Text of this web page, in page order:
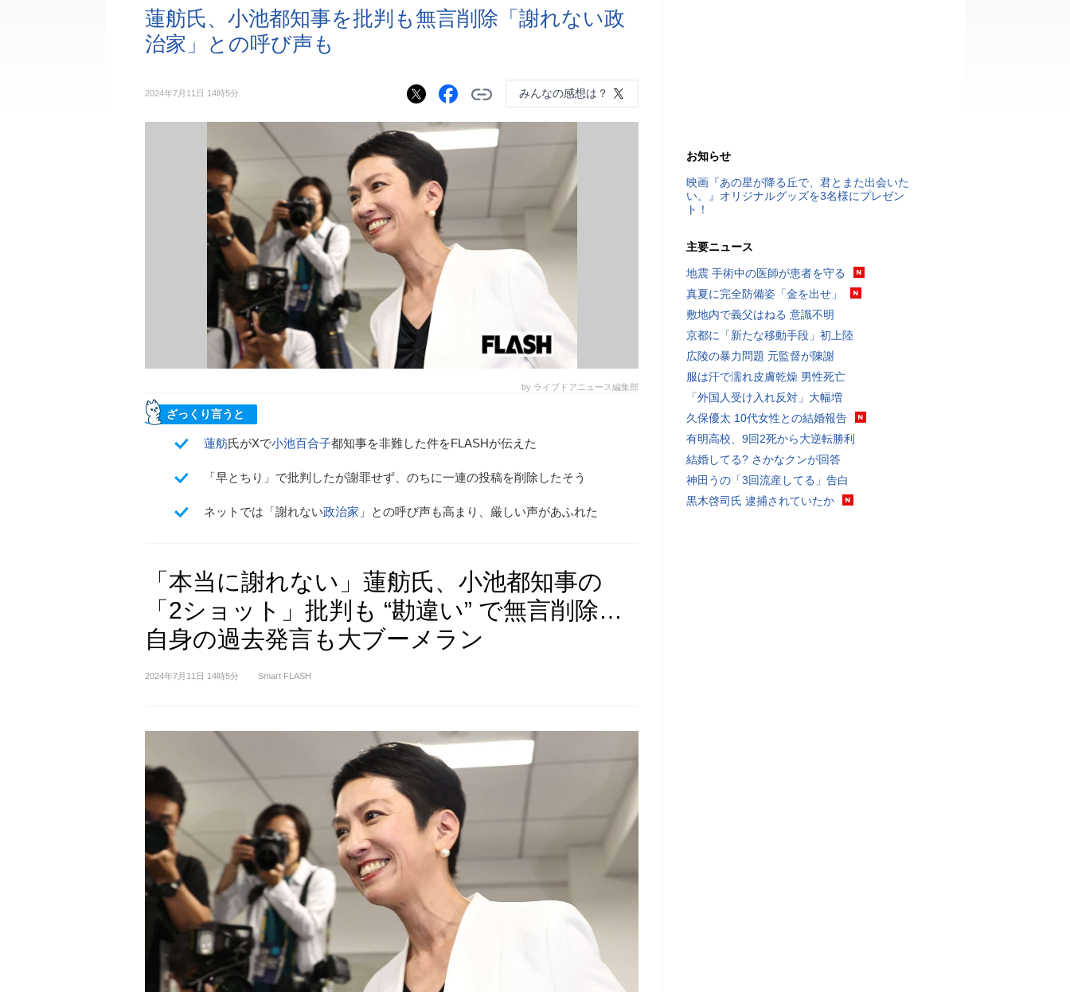
蓮舫氏、小池都知事を批判も無言削除「謝れない政
治家」との呼び声も
2024年7月11日 14時5分 みんなの感想は？
by ライブドアニュース編集部
ざっくり言うと
蓮舫氏がXで小池百合子都知事を非難した件をFLASHが伝えた
「早とちり」で批判したが謝罪せず、のちに一連の投稿を削除したそう
ネットでは「謝れない政治家 」との呼び声も高まり、厳しい声があふれた
「本当に謝れない」蓮舫氏、小池都知事の
「2ショット」批判も “勘違い” で無言削除…
自身の過去発言も大ブーメラン
2024年7月11日 14時5分 Smart FLASH
お知らせ
映画『あの星が降る丘で、君とまた出会いた
い。』オリジナルグッズを3名様にプレゼン
ト！
主要ニュース
地震 手術中の医師が患者を守る
真夏に完全防備姿「金を出せ」
敷地内で義父はねる 意識不明
京都に「新たな移動手段」初上陸
広陵の暴力問題 元監督が陳謝
服は汗で濡れ皮膚乾燥 男性死亡
「外国人受け入れ反対」大幅増
久保優太 10代女性との結婚報告
有明高校、9回2死から大逆転勝利
結婚してる? さかなクンが回答
神田うの「3回流産してる」告白
黒木啓司氏 逮捕されていたか